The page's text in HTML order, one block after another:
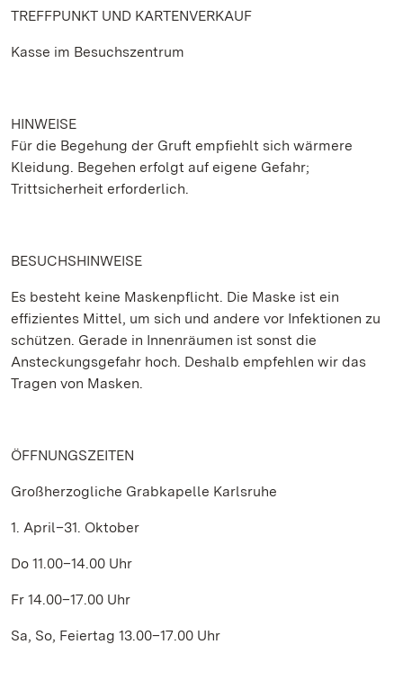
TREFFPUNKT UND KARTENVERKAUF
Kasse im Besuchszentrum
HINWEISE
Für die Begehung der Gruft empfiehlt sich wärmere
Kleidung. Begehen erfolgt auf eigene Gefahr;
Trittsicherheit erforderlich.
BESUCHSHINWEISE
Es besteht keine Maskenpflicht. Die Maske ist ein
effizientes Mittel, um sich und andere vor Infektionen zu
schützen. Gerade in Innenräumen ist sonst die
Ansteckungsgefahr hoch. Deshalb empfehlen wir das
Tragen von Masken.
ÖFFNUNGSZEITEN
Großherzogliche Grabkapelle Karlsruhe
1. April–31. Oktober
Do 11.00–14.00 Uhr
Fr 14.00–17.00 Uhr
Sa, So, Feiertag 13.00–17.00 Uhr